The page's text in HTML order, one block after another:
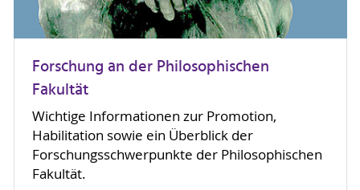
Forschung an der Philosophischen
Fakultät
Wichtige Informationen zur Promotion,
Habilitation sowie ein Überblick der
Forschungsschwerpunkte der Philosophischen
Fakultät.